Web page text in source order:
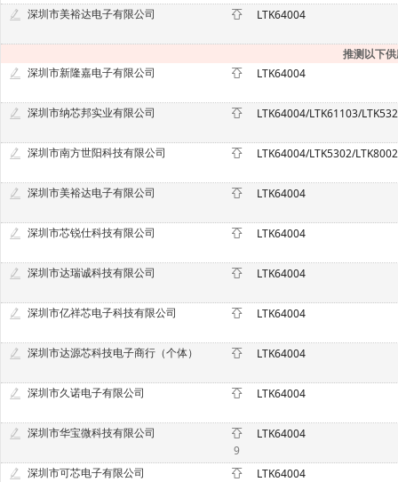
深圳市美裕达电子有限公司 LTK64004
推测以下
深圳市新隆嘉电子有限公司
LTK64004
深圳市纳芯邦实业有限公司
深圳市南方世阳科技有限公司 LTK64004/LTK5302/
深圳市美裕达电子有限公司 LTK64004
深圳市芯锐仕科技有限公司 LTK64004
深圳市达瑞诚科技有限公司 LTK64004
深圳市亿祥芯电子科技有限公司 LTK64004
深圳市达源芯科技电子商行（个体） LTK64004
深圳市久诺电子有限公司 LTK64004
深圳市华宝微科技有限公司
9
LTK64004
深圳市可芯电子有限公司 LTK64004